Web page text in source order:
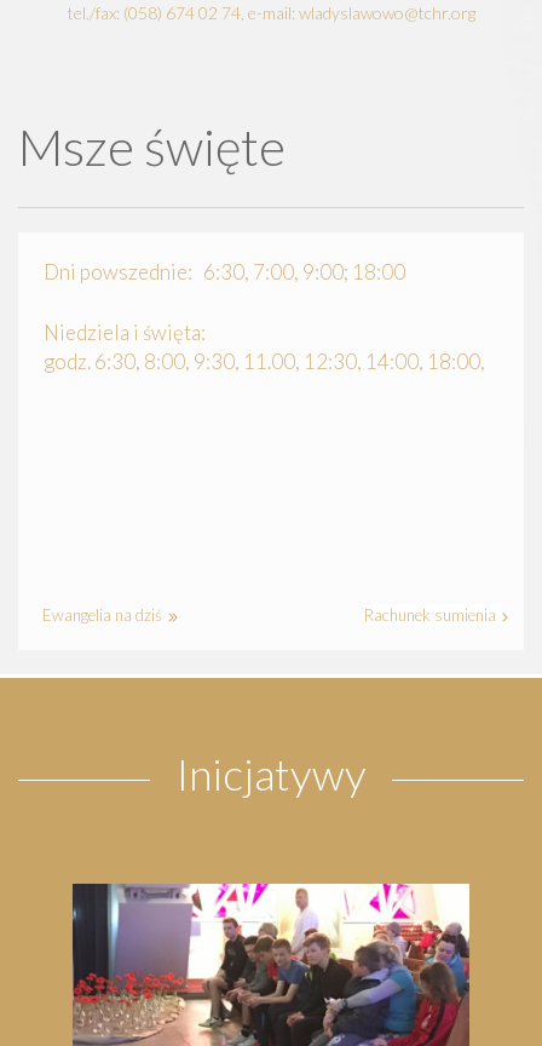
tel./fax: (058) 674 02 74, e-mail: wladyslawowo@tchr.org
Msze święte
Dni powszednie: 6:30, 7:00, 9:00; 18:00
Niedziela i święta:
godz. 6:30, 8:00, 9:30, 11.00, 12:30, 14:00, 18:00,
Ewangelia na dziś Rachunek sumienia
Inicjatywy